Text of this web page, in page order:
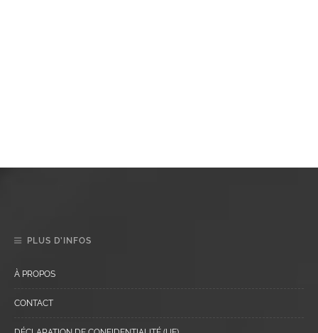
PLUS D’INFOS
À PROPOS
CONTACT